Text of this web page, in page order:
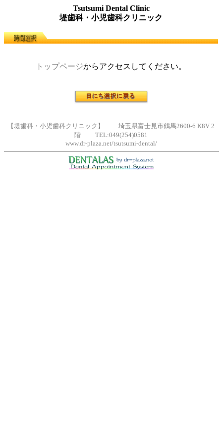
Tsutsumi Dental Clinic
堤歯科・小児歯科クリニック
トップページからアクセスしてください。
【堤歯科・小児歯科クリニック】 埼玉県富士見市鶴馬2600-6 K8V 2
階 TEL:049(254)0581
www.dr-plaza.net/tsutsumi-dental/